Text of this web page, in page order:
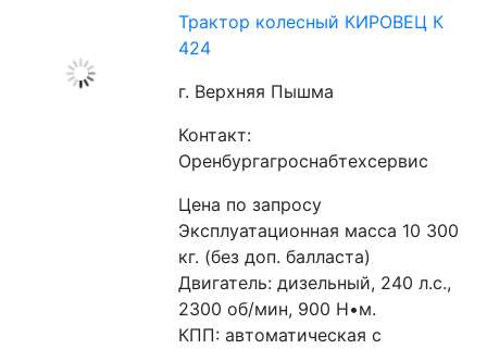
Трактор колесный КИРОВЕЦ К
424
г. Верхняя Пышма
Контакт:
Оренбургагроснабтехсервис
Цена по запросу
Эксплуатационная масса 10 300
кг. (без доп. балласта)
Двигатель: дизельный, 240 л.с.,
2300 об/мин, 900 Н•м.
КПП: автоматическая с